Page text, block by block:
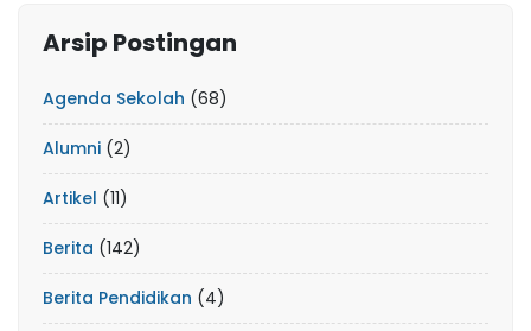
Arsip Postingan
Agenda Sekolah (68)
Alumni (2)
Artikel (11)
Berita (142)
Berita Pendidikan (4)